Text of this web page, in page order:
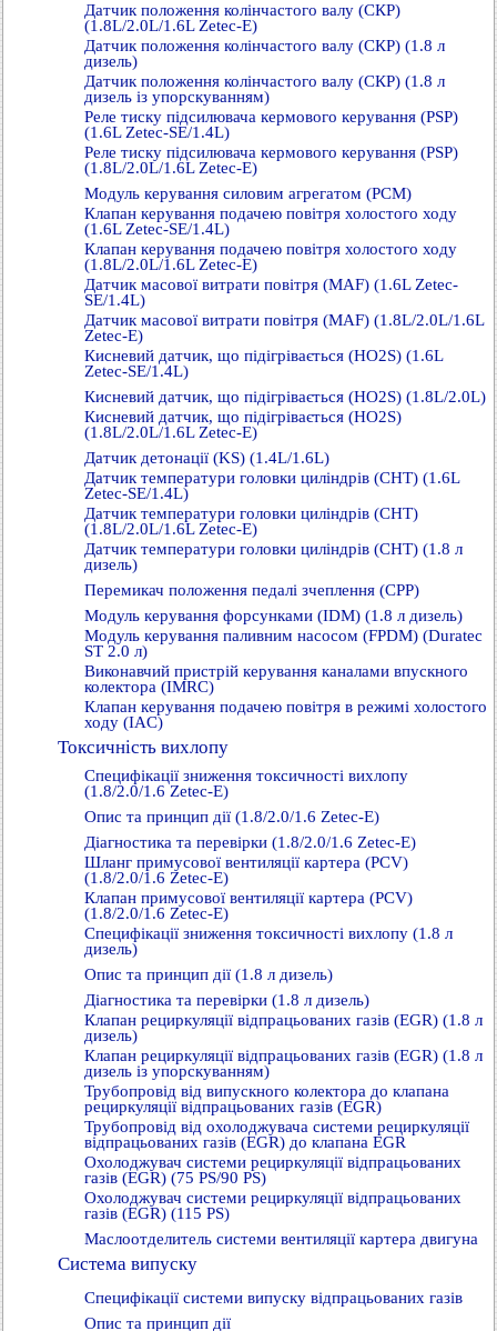
Датчик положення колінчастого валу (СКР)
(1.8L/2.0L/1.6L Zetec-E)
Датчик положення колінчастого валу (СКР) (1.8 л
дизель)
Датчик положення колінчастого валу (СКР) (1.8 л
дизель із упорскуванням)
Реле тиску підсилювача кермового керування (PSP)
(1.6L Zetec-SE/1.4L)
Реле тиску підсилювача кермового керування (PSP)
(1.8L/2.0L/1.6L Zetec-E)
Модуль керування силовим агрегатом (РСМ)
Клапан керування подачею повітря холостого ходу
(1.6L Zetec-SE/1.4L)
Клапан керування подачею повітря холостого ходу
(1.8L/2.0L/1.6L Zetec-E)
Датчик масової витрати повітря (MAF) (1.6L Zetec-
SE/1.4L)
Датчик масової витрати повітря (MAF) (1.8L/2.0L/1.6L
Zetec-E)
Кисневий датчик, що підігрівається (HO2S) (1.6L
Zetec-SE/1.4L)
Кисневий датчик, що підігрівається (HO2S) (1.8L/2.0L)
Кисневий датчик, що підігрівається (HO2S)
(1.8L/2.0L/1.6L Zetec-E)
Датчик детонації (KS) (1.4L/1.6L)
Датчик температури головки циліндрів (СНТ) (1.6L
Zetec-SE/1.4L)
Датчик температури головки циліндрів (СНТ)
(1.8L/2.0L/1.6L Zetec-E)
Датчик температури головки циліндрів (СНТ) (1.8 л
дизель)
Перемикач положення педалі зчеплення (СРР)
Модуль керування форсунками (IDM) (1.8 л дизель)
Модуль керування паливним насосом (FPDM) (Duratec
ST 2.0 л)
Виконавчий пристрій керування каналами впускного
колектора (IMRC)
Клапан керування подачею повітря в режимі холостого
ходу (IAC)
Токсичність вихлопу
Специфікації зниження токсичності вихлопу
(1.8/2.0/1.6 Zetec-E)
Опис та принцип дії (1.8/2.0/1.6 Zetec-E)
Діагностика та перевірки (1.8/2.0/1.6 Zetec-E)
Шланг примусової вентиляції картера (PCV)
(1.8/2.0/1.6 Zetec-E)
Клапан примусової вентиляції картера (PCV)
(1.8/2.0/1.6 Zetec-E)
Специфікації зниження токсичності вихлопу (1.8 л
дизель)
Опис та принцип дії (1.8 л дизель)
Діагностика та перевірки (1.8 л дизель)
Клапан рециркуляції відпрацьованих газів (EGR) (1.8 л
дизель)
Клапан рециркуляції відпрацьованих газів (EGR) (1.8 л
дизель із упорскуванням)
Трубопровід від випускного колектора до клапана
рециркуляції відпрацьованих газів (EGR)
Трубопровід від охолоджувача системи рециркуляції
відпрацьованих газів (EGR) до клапана EGR
Охолоджувач системи рециркуляції відпрацьованих
газів (EGR) (75 PS/90 PS)
Охолоджувач системи рециркуляції відпрацьованих
газів (EGR) (115 PS)
Маслоотделитель системи вентиляції картера двигуна
Система випуску
Специфікації системи випуску відпрацьованих газів
Опис та принцип дії